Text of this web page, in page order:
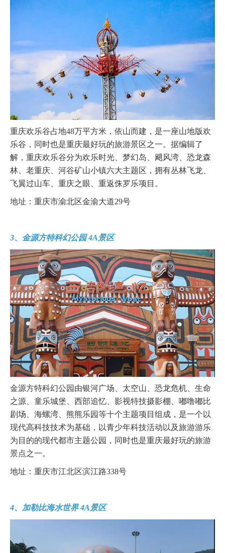
重庆欢乐谷占地48万平方米，依山而建，是一座山地版欢
乐谷，同时也是重庆最好玩的旅游景区之一。据编辑了
解，重庆欢乐谷分为欢乐时光、梦幻岛、飓风湾、恐龙森
林、老重庆、河谷矿山小镇六大主题区，拥有丛林飞龙、
飞翼过山车、重庆之眼、重返侏罗乐项目。
地址：重庆市渝北区金渝大道29号
3、金源方特科幻公园 4A景区
金源方特科幻公园由银河广场、太空山、恐龙危机、生命
之源、童乐城堡、西部追忆、影视特技摄影棚、嘟噜嘟比
剧场、海螺湾、熊熊乐园等十个主题项目组成，是一个以
现代高科技技术为基础，以青少年科技活动以及旅游游乐
为目的的现代都市主题公园，同时也是重庆最好玩的旅游
景点之一。
地址：重庆市江北区滨江路338号
4、加勒比海水世界 4A景区